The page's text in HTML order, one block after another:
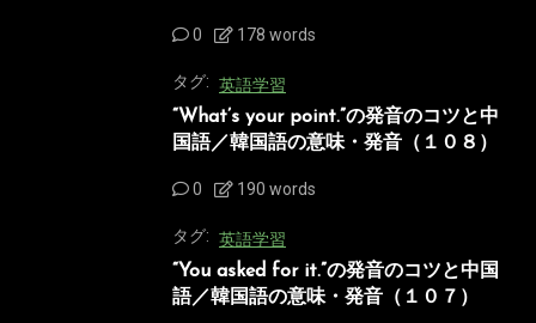
0 178 words
タグ: 英語学習
“What’s your point.”の発音のコツと中
国語／韓国語の意味・発音（１０８）
0 190 words
タグ: 英語学習
“You asked for it.”の発音のコツと中国
語／韓国語の意味・発音（１０７）